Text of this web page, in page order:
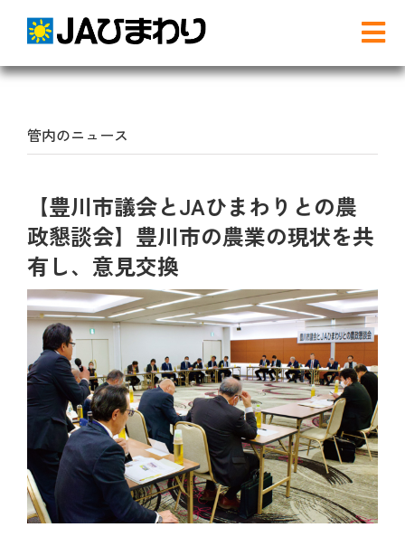
content
検
…
グリーンセンター
産直店舗のご案内
農産物直売事業とは
農畜産物・部会
部会のご案内
こだわり農畜産物
管内のニュース
【豊川市議会とJAひまわりとの農
政懇談会】豊川市の農業の現状を共
有し、意見交換